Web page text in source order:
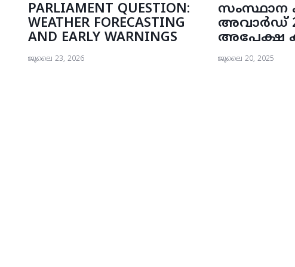
PARLIAMENT QUESTION:
WEATHER FORECASTING
AND EARLY WARNINGS
ജൂലൈ 23, 2026
അവാർഡ്
അപേക്ഷ
ജൂലൈ 20, 2025